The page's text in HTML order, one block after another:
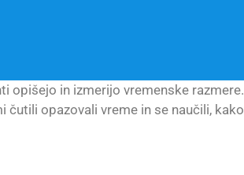
opišejo in izmerijo vremenske
čutili opazovali vreme in se naučili,